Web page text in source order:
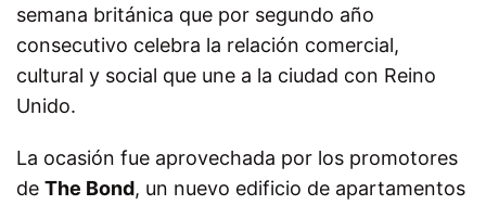
semana británica que por segundo año
consecutivo celebra la relación comercial,
cultural y social que une a la ciudad con Reino
Unido.
La ocasión fue aprovechada por los promotores
de The Bond, un nuevo edificio de apartamentos